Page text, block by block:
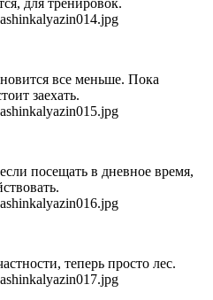
все меньше. Пока
заехать.
посещать в дневное время,
теперь просто лес.